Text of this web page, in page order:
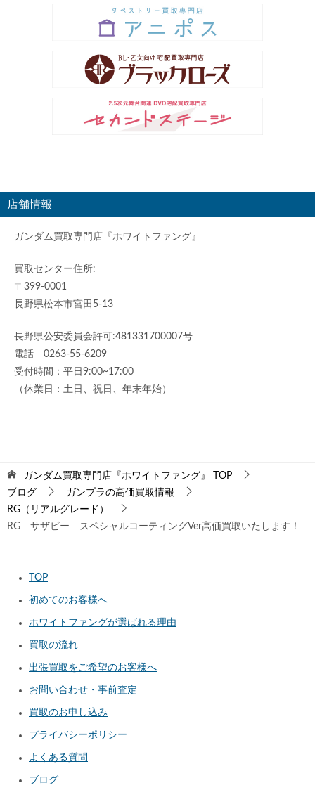
店舗情報
ガンダム買取専門店『ホワイトファング』
買取センター住所:
〒399-0001
長野県松本市宮田5-13
長野県公安委員会許可:481331700007号
電話 0263-55-6209
受付時間：平日9:00~17:00
（休業日：土日、祝日、年末年始）
ガンダム買取専門店『ホワイトファング』
TOP
ブログ
ガンプラの高価買取情報
RG（リアルグレード）
RG サザビー スペシャルコーティングVer高価買取いたします！
TOP
初めてのお客様へ
ホワイトファングが選ばれる理由
買取の流れ
出張買取をご希望のお客様へ
お問い合わせ・事前査定
買取のお申し込み
プライバシーポリシー
よくある質問
ブログ